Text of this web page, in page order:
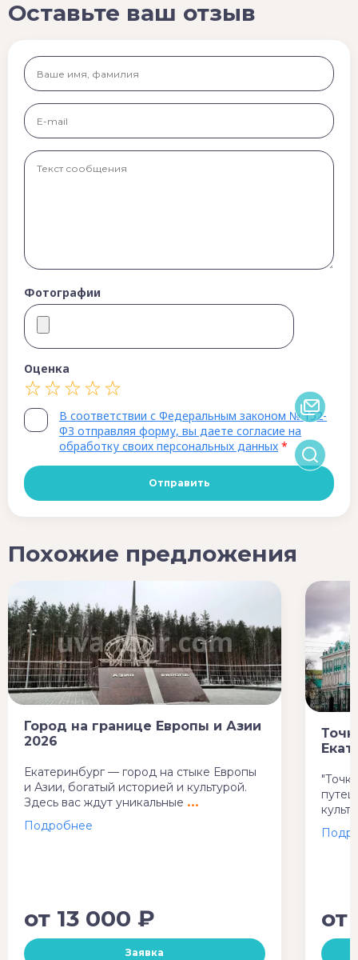
Оставьте ваш отзыв
Фотографии
Оценка
В соответствии с Федеральным законом № 152-
ФЗ отправляя форму, вы даете согласие на
обработку своих персональных данных *
Похожие предложения
Город на границе Европы и Азии
2026
Екатеринбург — город на стыке Европы
и Азии, богатый историей и культурой.
Здесь вас ждут уникальные
от 13 000 ₽
Заявка
от